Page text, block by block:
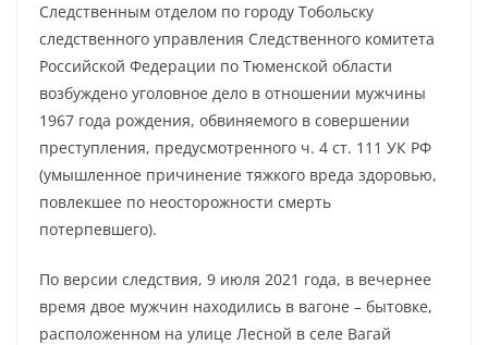
Следственным отделом по городу Тобольску
следственного управления Следственного комитета
Российской Федерации по Тюменской области
возбуждено уголовное дело в отношении мужчины
1967 года рождения, обвиняемого в совершении
преступления, предусмотренного ч. 4 ст. 111 УК РФ
(умышленное причинение тяжкого вреда здоровью,
повлекшее по неосторожности смерть
потерпевшего).
По версии следствия, 9 июля 2021 года, в вечернее
время двое мужчин находились в вагоне – бытовке,
расположенном на улице Лесной в селе Вагай